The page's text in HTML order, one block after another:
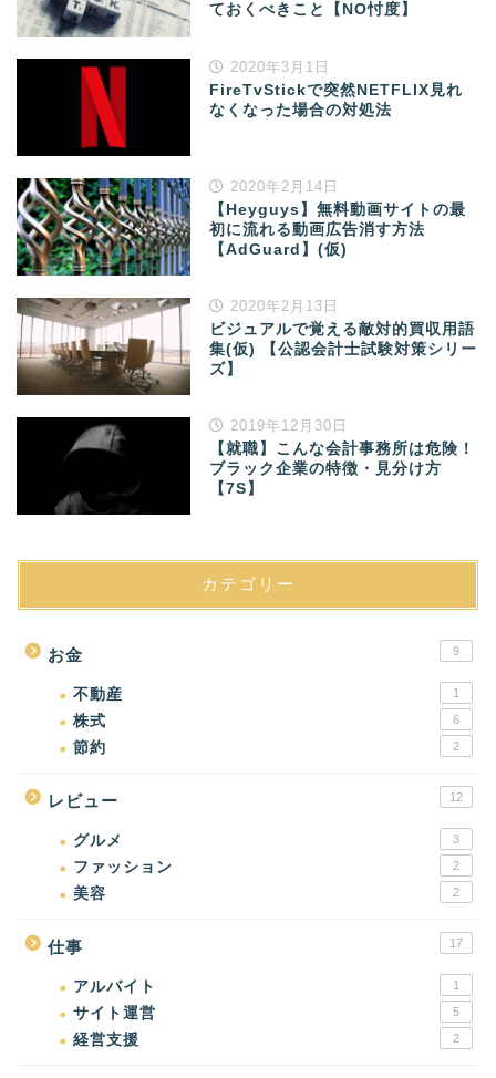
ておくべきこと【NO忖度】
2020年3月1日
FireTvStickで突然NETFLIX見れ
なくなった場合の対処法
2020年2月14日
【Heyguys】無料動画サイトの最
初に流れる動画広告消す方法
【AdGuard】(仮)
2020年2月13日
ビジュアルで覚える敵対的買収用語
集(仮) 【公認会計士試験対策シリー
ズ】
2019年12月30日
【就職】こんな会計事務所は危険！
ブラック企業の特徴・見分け方
【7S】
カテゴリー
お金 9
不動産 1
株式 6
節約 2
レビュー 12
グルメ 3
ファッション 2
美容 2
仕事 17
アルバイト 1
サイト運営 5
経営支援 2